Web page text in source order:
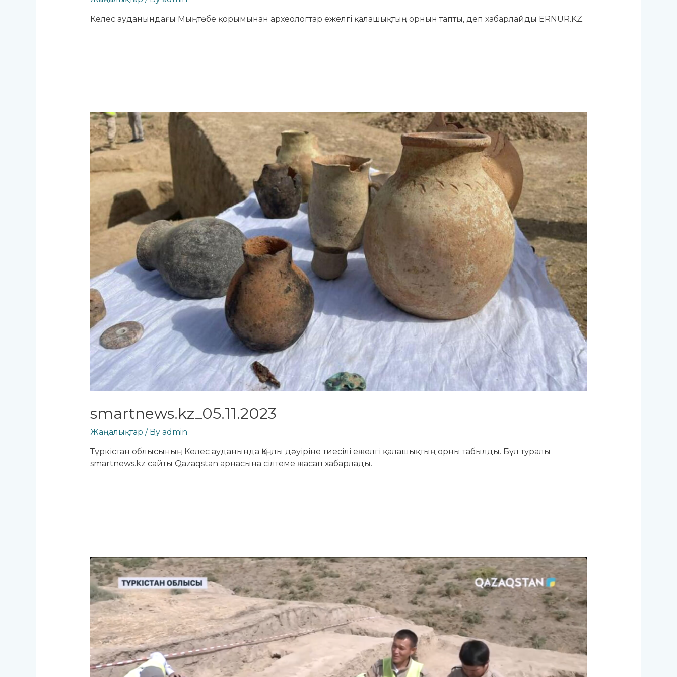
Келес ауданындағы Мыңтөбе қорымынан археологтар ежелгі қалашықтың орнын тапты, деп хабарлайды ERNUR.KZ.
smartnews.kz_05.11.2023
Жаңалықтар / By admin
Түркістан облысының Келес ауданында Қаңлы дәуіріне тиесілі ежелгі қалашықтың орны табылды. Бұл туралы
smartnews.kz сайты Qazaqstan арнасына сілтеме жасап хабарлады.